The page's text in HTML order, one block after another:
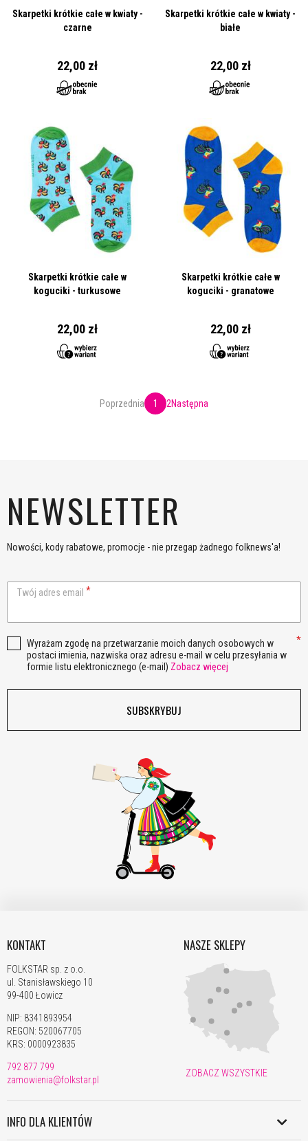
Skarpetki krótkie całe w kwiaty -
czarne
22,00 zł
Skarpetki krótkie całe w kwiaty -
białe
22,00 zł
Skarpetki krótkie całe w
koguciki - turkusowe
22,00 zł
Skarpetki krótkie całe w
koguciki - granatowe
22,00 zł
Poprzednia 1 2Następna
NEWSLETTER
Nowości, kody rabatowe, promocje - nie przegap żadnego folknews'a!
Twój adres email
SUBSKRYBUJ
Wyrażam zgodę na przetwarzanie moich danych osobowych w
postaci imienia, nazwiska oraz adresu e-mail w celu przesyłania w
formie listu elektronicznego (e-mail) Zobacz więcej
KONTAKT
FOLKSTAR sp. z o.o.
ul. Stanisławskiego 10
99-400 Łowicz
NIP: 8341893954
REGON: 520067705
KRS: 0000923835
792 877 799
zamowienia@folkstar.pl
NASZE SKLEPY
ZOBACZ WSZYSTKIE
INFO DLA KLIENTÓW